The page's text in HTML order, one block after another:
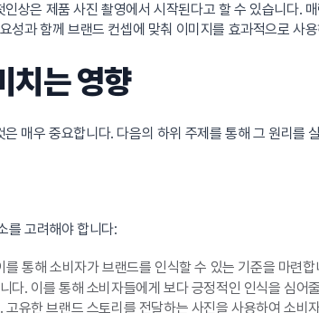
상은 제품 사진 촬영에서 시작된다고 할 수 있습니다.
과 함께 브랜드 컨셉에 맞춰 이미지를 효과적으로 사
치는 영향
매우 중요합니다. 다음의 하위 주제를 통해 그 원리를
를 고려해야 합니다:
통해 소비자가 브랜드를 인식할 수 있는 기준을 마련합
. 이를 통해 소비자들에게 보다 긍정적인 인식을 심어
유한 브랜드 스토리를 전달하는 사진을 사용하여 소비